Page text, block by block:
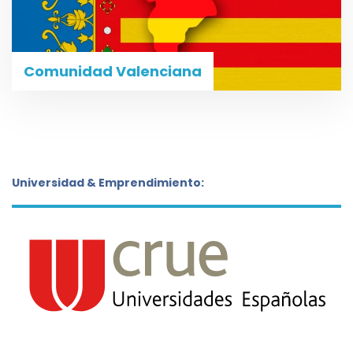
Comunidad Valenciana
Universidad & Emprendimiento: